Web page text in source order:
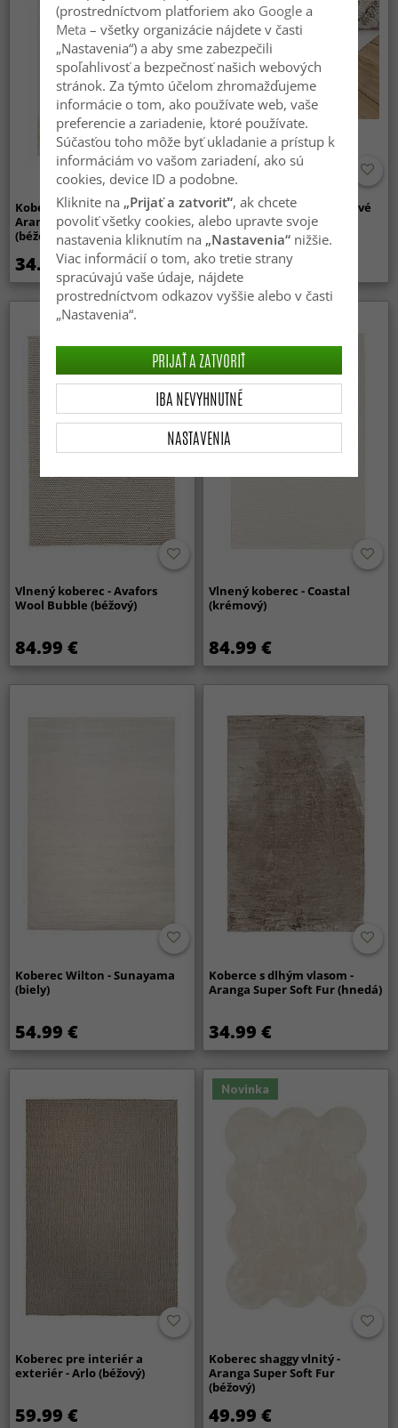
Koberce s dlhým vlasom -
Aranga Super Soft Fur
(béžová)
34.99 €
Protišmykové/Protišmykové
podložky
14.99 €
Vlnený koberec - Avafors
Wool Bubble (béžový)
84.99 €
Vlnený koberec - Coastal
(krémový)
84.99 €
Koberec Wilton - Sunayama
(biely)
54.99 €
Koberce s dlhým vlasom -
Aranga Super Soft Fur (hnedá)
34.99 €
Koberec pre interiér a
exteriér - Arlo (béžový)
59.99 €
Novinka
Koberec shaggy vlnitý -
Aranga Super Soft Fur
(béžový)
49.99 €
(prostredníctvom platforiem ako Googlea
Meta – všetky organizácie nájdete v časti
„Nastavenia“) a aby sme zabezpečili
spoľahlivosť a bezpečnosť našich webových
stránok. Za týmto účelom zhromažďujeme
informácie o tom, ako používate web, vaše
preferencie a zariadenie, ktoré používate.
Súčasťou toho môže byť ukladanie a prístup k
informáciám vo vašom zariadení, ako sú
cookies, device ID a podobne.
Kliknite na „Prijať a zatvoriť“, ak chcete
povoliť všetky cookies, alebo upravte svoje
nastavenia kliknutím na „Nastavenia“nižšie.
Viac informácií o tom, ako tretie strany
spracúvajú vaše údaje, nájdete
prostredníctvom odkazov vyššie alebo v časti
„Nastavenia“.
NASTAVENIA
IBA NEVYHNUTNÉ
PRIJAŤ A ZATVORIŤ